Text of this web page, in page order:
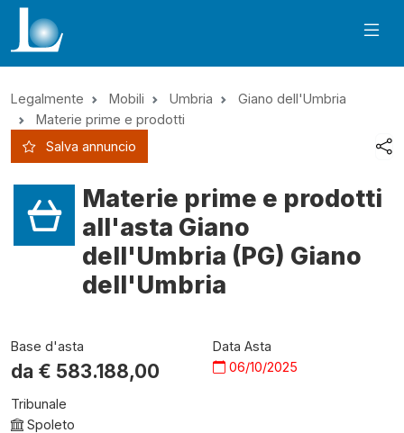
Legalmente Mobili Umbria
Giano dell'Umbria
Materie prime e prodotti
Salva annuncio
Materie prime e prodotti
all'asta Giano
dell'Umbria (PG) Giano
dell'Umbria
Base d'asta
da € 583.188,00
Data Asta
06/10/2025
Tribunale
Spoleto